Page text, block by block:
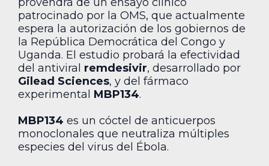
patrocinado por la OMS, que actualmente
espera la autorización de los gobiernos de
la República Democrática del Congo y
Uganda. El estudio probará la efectividad
del antiviral remdesivir, desarrollado por
Gilead Sciences, y del fármaco
experimental MBP134.
MBP134 es un cóctel de anticuerpos
monoclonales que neutraliza múltiples
especies del virus del Ébola.